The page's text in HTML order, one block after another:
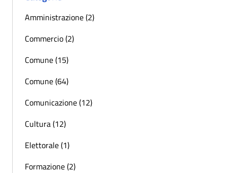
Amministrazione (2)
Commercio (2)
Comune (15)
Comune (64)
Comunicazione (12)
Cultura (12)
Elettorale (1)
Formazione (2)